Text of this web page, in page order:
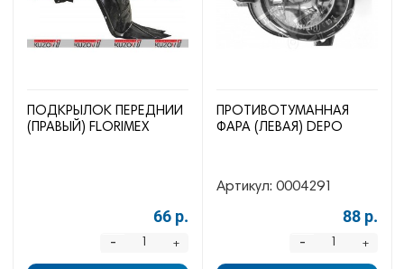
ПОДКРЫЛОК ПЕРЕДНИЙ
(ПРАВЫЙ) FLORIMEX
66 р.
+
-
ПРОТИВОТУМАННАЯ
ФАРА (ЛЕВАЯ) DEPO
Артикул: 0004291
88 р.
+
-